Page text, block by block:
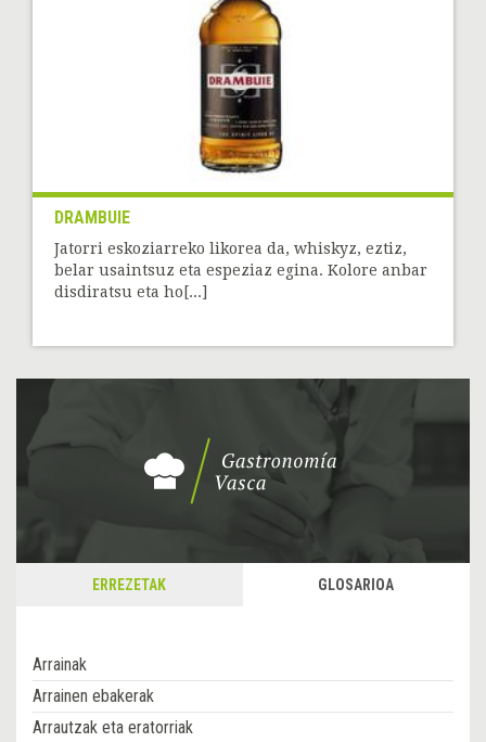
DRAMBUIE
Jatorri eskoziarreko likorea da, whiskyz, eztiz,
belar usaintsuz eta espeziaz egina. Kolore anbar
disdiratsu eta ho[...]
ERREZETAK GLOSARIOA
Arrainak
Arrainen ebakerak
Arrautzak eta eratorriak